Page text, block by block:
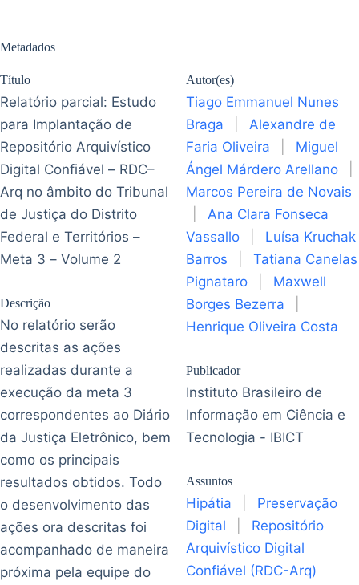
Metadados
Título
Relatório parcial: Estudo
para Implantação de
Repositório Arquivístico
Digital Confiável – RDC–
Arq no âmbito do Tribunal
de Justiça do Distrito
Federal e Territórios –
Meta 3 – Volume 2
Descrição
No relatório serão
descritas as ações
realizadas durante a
execução da meta 3
correspondentes ao Diário
da Justiça Eletrônico, bem
como os principais
resultados obtidos. Todo
o desenvolvimento das
ações ora descritas foi
acompanhado de maneira
próxima pela equipe do
Autor(es)
Tiago Emmanuel Nunes
Braga
Alexandre de
Faria Oliveira
Miguel
Ángel Márdero Arellano
Marcos Pereira de Novais
Ana Clara Fonseca
Vassallo
Luísa Kruchak
Barros
Tatiana Canelas
Pignataro
Maxwell
Borges Bezerra
Henrique Oliveira Costa
Publicador
Instituto Brasileiro de
Informação em Ciência e
Tecnologia - IBICT
Assuntos
Hipátia
Preservação
Digital
Repositório
Arquivístico Digital
Confiável (RDC-Arq)